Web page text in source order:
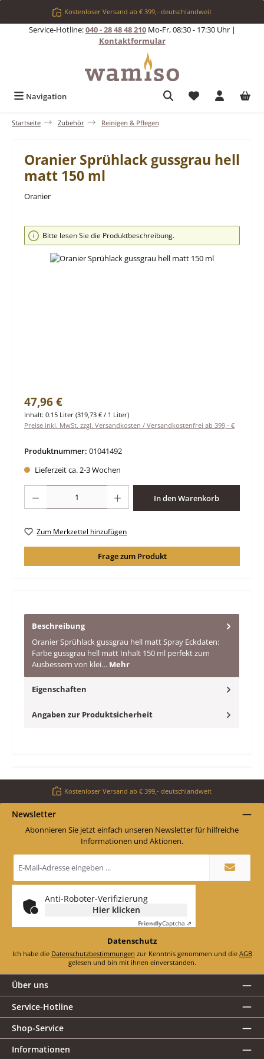
Zum Hauptinhalt springenKostenloser Versand ab € 399,- deutschlandweit
Service-Hotline:040 - 28 48 48 210Mo-Fr, 08:30 - 17:30 Uhr |
Kontaktformular
Navigation Du hast 0
Startseite Zubehör Reinigen & Pflegen
Oranier Sprühlack gussgrau hell
matt 150 ml
Oranier
Bildergalerie überspringen
Bitte lesen Sie die Produktbeschreibung.
Regulärer Preis:
47,96 €
Inhalt: 0.15 Liter (319,73 € / 1 Liter)
Preise inkl. MwSt. zzgl. Versandkosten / Versandkostenfrei ab 399,- €
Produktnummer: 01041492
Lieferzeit ca. 2-3 Wochen
In den Warenkorb
Zum Merkzettel hinzufügen
Frage zum Produkt
Beschreibung
Oranier Sprühlack gussgrau hell matt Spray Eckdaten:
Farbe gussgrau hell matt Inhalt 150 ml perfekt zum
Ausbessern von klei… Mehr
Eigenschaften
Angaben zur Produktsicherheit
Kostenloser Versand ab € 399,- deutschlandweit
Newsletter
Abonnieren Sie jetzt einfach unseren Newsletter für hilfreiche
Informationen und Aktionen.
Mail-
*
Anti-Roboter-Verifizierung
Hier klicken
FriendlyCaptcha ⇗
Datenschutz
Ich habe die Datenschutzbestimmungen zur Kenntnis genommen und die AGB
gelesen und bin mit ihnen einverstanden.
Über uns
Service-Hotline
Shop-Service
Informationen